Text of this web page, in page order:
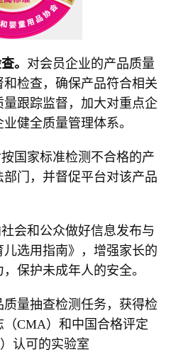
。 对会员企业的产品质量
检查，确保产品符合相关
跟踪监督，加大对重点企
健全质量管理体系。
国家标准检测不合格的产
门，并督促平台对该产品
会和公众做好信息发布与
选用指南》，增强家长的
保护未成年人的安全。
量抽查检测任务，获得检
CMA）和中国合格评定
认可的实验室